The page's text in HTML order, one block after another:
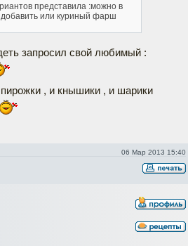
представила :можно в
или куриный фарш
запросил свой любимый :
, и кнышики , и шарики
06 Мар 2013 15:40